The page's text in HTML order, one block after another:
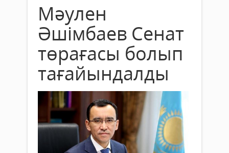
Мәулен
Әшімбаев Сенат
төрағасы болып
тағайындалды